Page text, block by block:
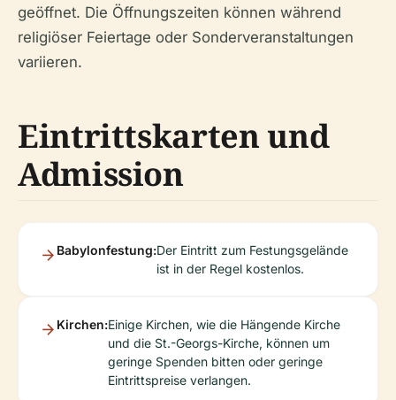
geöffnet. Die Öffnungszeiten können während
religiöser Feiertage oder Sonderveranstaltungen
variieren.
Eintrittskarten und
Admission
Babylonfestung:Der Eintritt zum Festungsgelände
ist in der Regel kostenlos.
Kirchen:Einige Kirchen, wie die Hängende Kirche
und die St.-Georgs-Kirche, können um
geringe Spenden bitten oder geringe
Eintrittspreise verlangen.